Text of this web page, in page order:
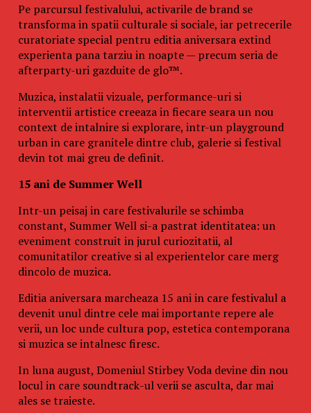
Pe parcursul festivalului, activarile de brand se
transforma in spatii culturale si sociale, iar petrecerile
curatoriate special pentru editia aniversara extind
experienta pana tarziu in noapte — precum seria de
afterparty-uri gazduite de glo™.
Muzica, instalatii vizuale, performance-uri si
interventii artistice creeaza in fiecare seara un nou
context de intalnire si explorare, intr-un playground
urban in care granitele dintre club, galerie si festival
devin tot mai greu de definit.
15 ani de Summer Well
Intr-un peisaj in care festivalurile se schimba
constant, Summer Well si-a pastrat identitatea: un
eveniment construit in jurul curiozitatii, al
comunitatilor creative si al experientelor care merg
dincolo de muzica.
Editia aniversara marcheaza 15 ani in care festivalul a
devenit unul dintre cele mai importante repere ale
verii, un loc unde cultura pop, estetica contemporana
si muzica se intalnesc firesc.
In luna august, Domeniul Stirbey Voda devine din nou
locul in care soundtrack-ul verii se asculta, dar mai
ales se traieste.